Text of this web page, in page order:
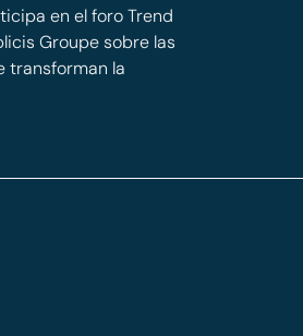
en el foro Trend
Groupe sobre las
transforman la